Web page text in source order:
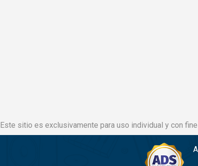
Este sitio es exclusivamente para uso individual y con